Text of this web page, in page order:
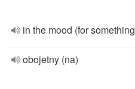
in the mood (for
obojetny (na)